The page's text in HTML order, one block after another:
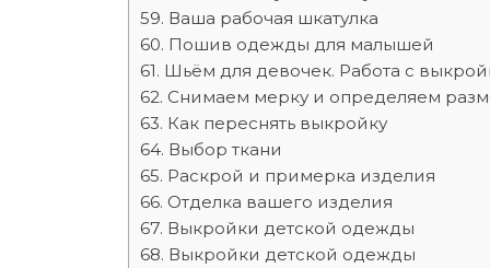
Ваша рабочая шкатулка
Пошив одежды для малышей
Шьём для девочек. Работа с
Снимаем мерку и определяем
Как переснять выкройку
Выбор ткани
Раскрой и примерка изделия
Отделка вашего изделия
Выкройки детской одежды
Выкройки детской одежды